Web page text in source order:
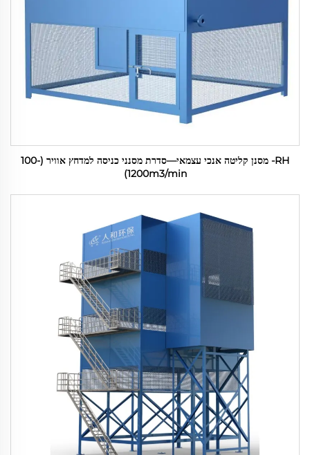
RH- מסנן קליטה אנכי עצמאי—סדרת מסנני כניסה למדחץ אוויר (100-
1200m3/min)